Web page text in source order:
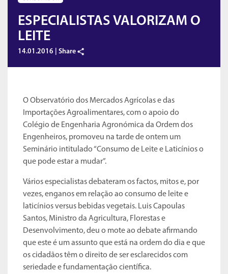
ESPECIALISTAS VALORIZAM O
LEITE
14.01.2016 | Share
O Observatório dos Mercados Agrícolas e das
Importações Agroalimentares, com o apoio do
Colégio de Engenharia Agronómica da Ordem dos
Engenheiros, promoveu na tarde de ontem um
Seminário intitulado “Consumo de Leite e Laticínios o
que pode estar a mudar”.
Vários especialistas debateram os factos, mitos e, por
vezes, enganos em relação ao consumo de leite e
laticínios versus bebidas vegetais. Luis Capoulas
Santos, Ministro da Agricultura, Florestas e
Desenvolvimento, deu o mote ao debate afirmando
que este é um assunto que está na ordem do dia e que
os cidadãos têm o direito de ser esclarecidos com
seriedade e fundamentação científica.